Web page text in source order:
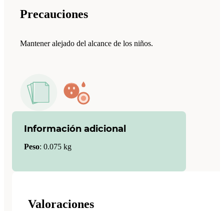
Precauciones
Mantener alejado del alcance de los niños.
Información adicional
Peso: 0.075 kg
Valoraciones